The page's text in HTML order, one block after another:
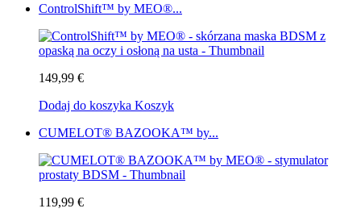
ControlShift™ by MEO®...
149,99 €
Dodaj do koszyka Koszyk
CUMELOT® BAZOOKA™ by...
119,99 €